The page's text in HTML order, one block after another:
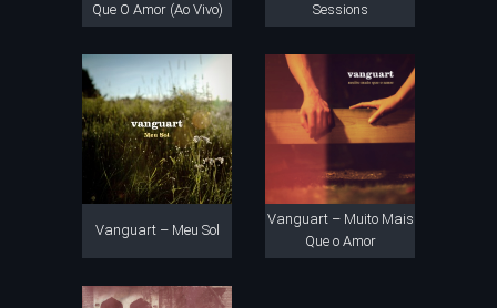
Que O Amor (Ao Vivo)
Sessions
Vanguart – Meu Sol
Vanguart – Muito Mais
Que o Amor